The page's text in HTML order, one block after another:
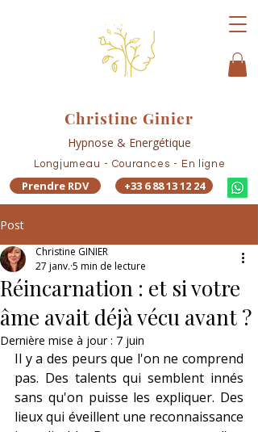
Christine Ginier
Hypnose & Energétique
Longjumeau - Courances - En ligne
Prendre RDV +33 6 88 13 12 24
Post
Réincarnation : et si votre
âme avait déjà vécu avant ?
Christine GINIER
27 janv. 5 min de lecture
Dernière mise à jour : 7 juin
Il y a des peurs que l'on ne comprend
pas. Des talents qui semblent innés
sans qu'on puisse les expliquer. Des
lieux qui éveillent une reconnaissance